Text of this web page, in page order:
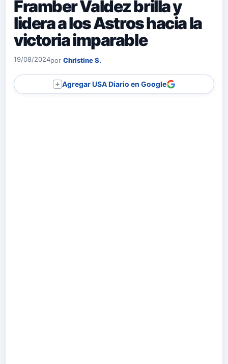
Framber Valdez brilla y
lidera a los Astros hacia la
victoria imparable
19/08/2024por Christine S.
＋ Agregar USA Diario en Google